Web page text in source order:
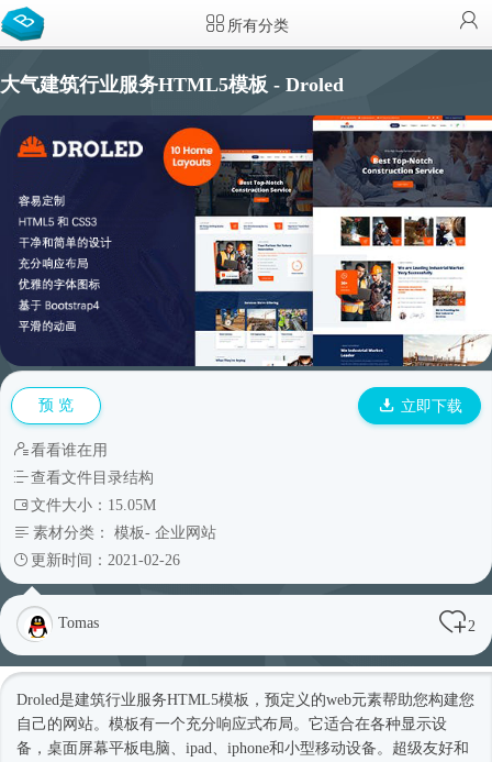
所有分类
大气建筑行业服务HTML5模板 - Droled
预 览 立即下载
看看谁在用
查看文件目录结构
文件大小：15.05M
素材分类： 模板- 企业网站
更新时间：2021-02-26
Tomas 2
Droled是建筑行业服务HTML5模板 ，预定义的web元素帮助您构建您
自己的网站。模板有一个充分响应式布局。它适合在各种显示设
备，桌面屏幕平板电脑、ipad、iphone和小型移动设备。超级友好和